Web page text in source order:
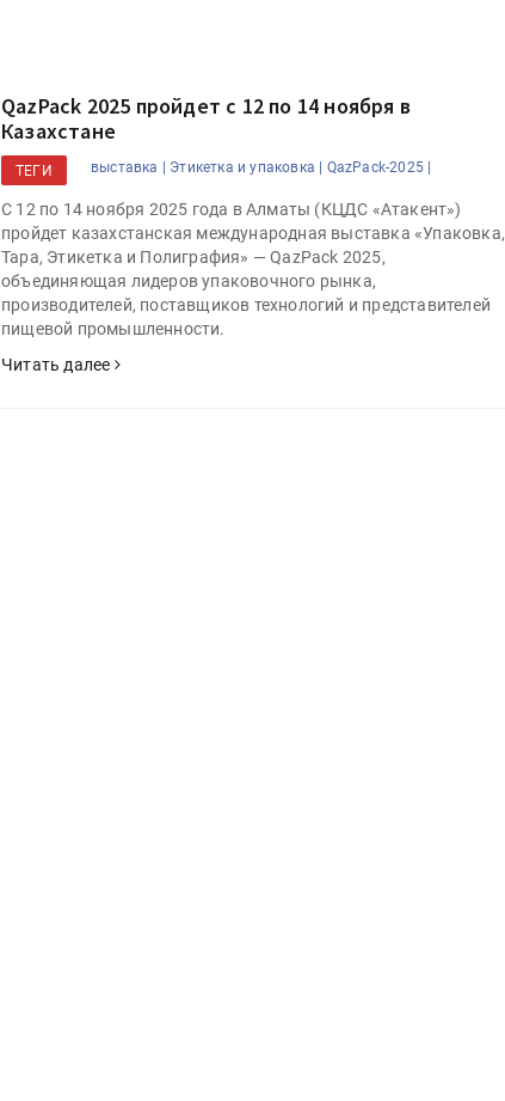
QazPack 2025 пройдет с 12 по 14 ноября в
Казахстане
ТЕГИ выставка | Этикетка и упаковка | QazPack-2025 |
С 12 по 14 ноября 2025 года в Алматы (КЦДС «Атакент»)
пройдет казахстанская международная выставка «Упаковка,
Тара, Этикетка и Полиграфия» — QazPack 2025,
объединяющая лидеров упаковочного рынка,
производителей, поставщиков технологий и представителей
пищевой промышленности.
Читать далее